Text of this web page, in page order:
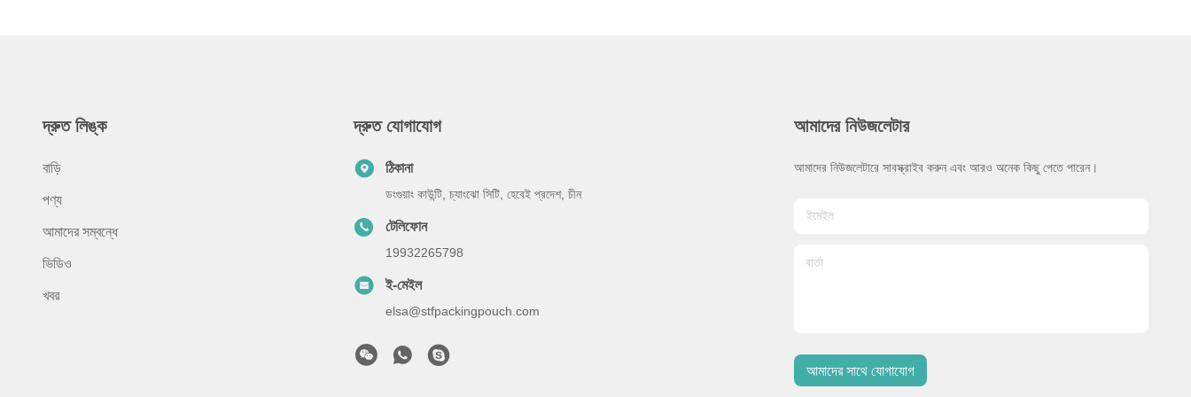
দ্রুত লিঙ্ক
বাড়ি
পণ্য
আমাদের সম্বন্ধে
ভিডিও
খবর
দ্রুত যোগাযোগ
ঠিকানা
ডংগুয়াং কাউন্টি, চ্যাংঝো সিটি, হেবেই প্রদেশ, চীন
টেলিফোন
19932265798
ই-মেইল
elsa@stfpackingpouch.com
আমাদের নিউজলেটার
আমাদের নিউজলেটারে সাবস্ক্রাইব করুন এবং আরও অনেক কিছু পেতে পারেন।
আমাদের সাথে যোগাযোগ